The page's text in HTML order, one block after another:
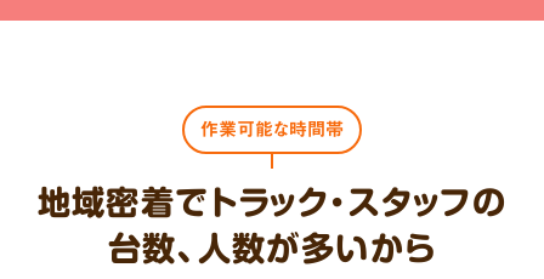
作業可能な時間帯
地域密着でトラック・スタッフの
台数、人数が多いから